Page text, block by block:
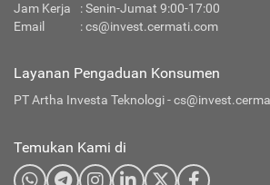
Jam Kerja
: Senin-Jumat 9:00-17:00
Email
:cs@invest.cermati.com
Layanan Pengaduan Konsumen
PT Artha Investa Teknologi -
Temukan Kami di